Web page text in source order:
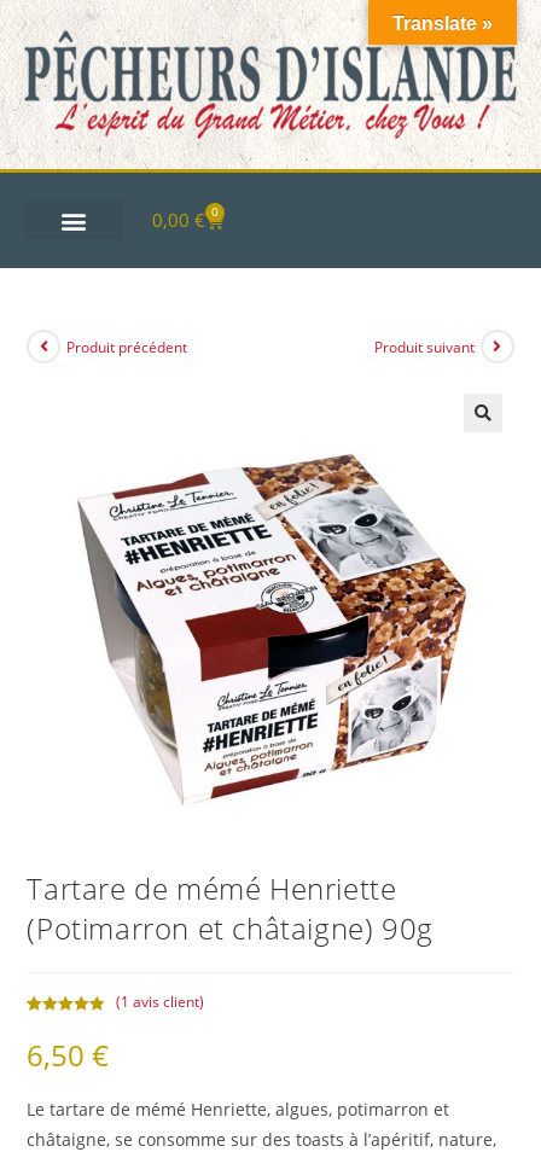
0,00 € 0
Produit précédent Produit suivant
Tartare de mémé Henriette
(Potimarron et châtaigne) 90g
sur 5
basé sur
client
(1 avis client)
6,50€
Le tartare de mémé Henriette, algues, potimarron et
châtaigne, se consomme sur des toasts à l’apéritif, nature,
Translate »